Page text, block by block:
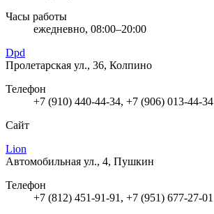
Часы работы
ежедневно, 08:00–20:00
Dpd
Пролетарская ул., 36, Колпино
Телефон
+7 (910) 440-44-34, +7 (906) 013-44-34
Сайт
Lion
Автомобильная ул., 4, Пушкин
Телефон
+7 (812) 451-91-91, +7 (951) 677-27-01